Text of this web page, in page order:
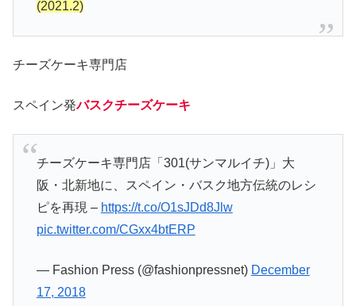
(2021.2)
チーズケーキ専門店
スペイン発バスクチーズケーキ
チーズケーキ専門店「301(サンマルイチ)」大
阪・北新地に、スペイン・バスク地方伝統のレシ
ピを再現 – https://t.co/O1sJDd8Jlw
pic.twitter.com/CGxx4btERP
— Fashion Press (@fashionpressnet) December
17, 2018